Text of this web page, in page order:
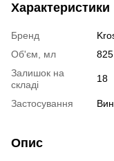
Характеристики
Бренд
Об'єм, мл
825
Залишок на
складі
18
Застосування
Опис